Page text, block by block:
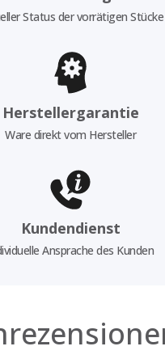
Status der vorrätigen Stücke
Herstellergarantie
Ware direkt vom Hersteller
Kundendienst
Ansprache des Kunden